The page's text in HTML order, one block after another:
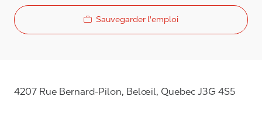
Sauvegarder l'emploi
4207 Rue Bernard-Pilon, Belœil, Quebec J3G 4S5